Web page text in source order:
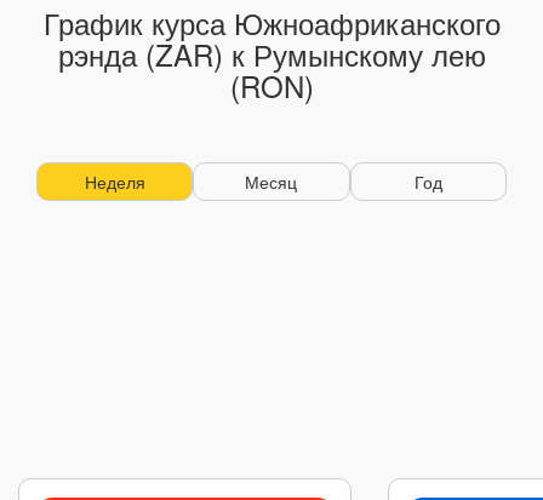
График курса Южноафриканского
рэнда (ZAR) к Румынскому лею
(RON)
Неделя Месяц Год